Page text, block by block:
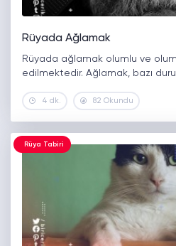
Rüyada Ağlamak
Rüyada ağlamak olumlu ve
edilmektedir. Ağlamak, bazı
4 dk. 82 Okundu
Rüya Tabiri